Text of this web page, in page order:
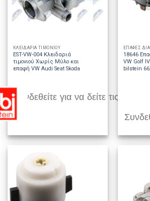
ΚΛΕΙΔΑΡΙΑ ΤΙΜΟΝΙΟΥ
EST-VW-004 Κλειδαριά
τιμονιού Χωρίς Μύλο και
επαφή VW Audi Seat Skoda
Συνδεθείτε για να δείτε τις τιμές
ΕΠΑΦΕΣ
18646
VW Golf
bilstein